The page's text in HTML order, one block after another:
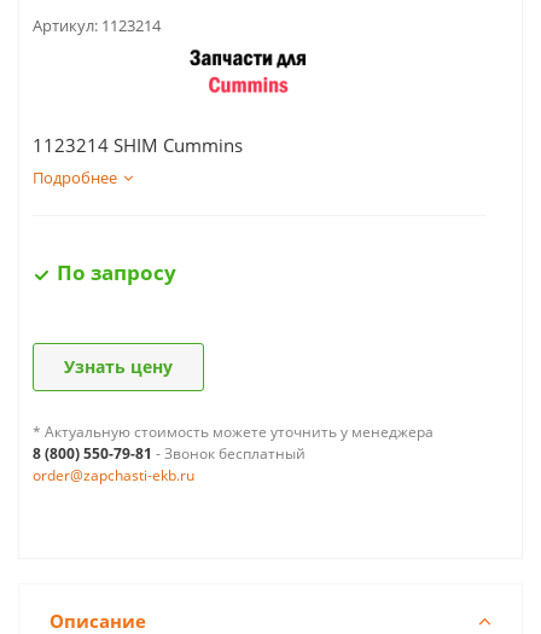
Артикул: 1123214
1123214 SHIM Cummins
Подробнее
По запросу
Узнать цену
* Актуальную стоимость можете уточнить у менеджера
8 (800) 550-79-81 - Звонок бесплатный
order@zapchasti-ekb.ru
Описание